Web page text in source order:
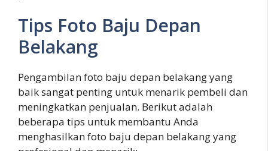
Tips Foto Baju Depan
Belakang
Pengambilan foto baju depan belakang yang
baik sangat penting untuk menarik pembeli dan
meningkatkan penjualan. Berikut adalah
beberapa tips untuk membantu Anda
menghasilkan foto baju depan belakang yang